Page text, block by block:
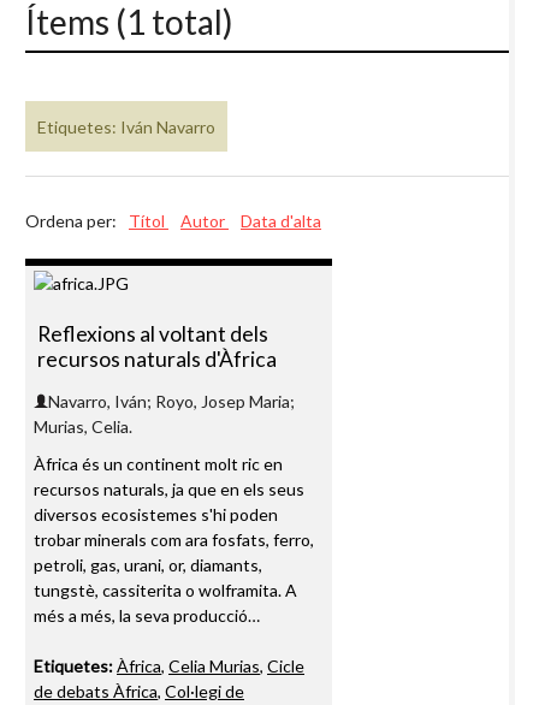
Ítems (1 total)
Etiquetes: Iván Navarro
Ordena per: Títol Autor Data d'alta
Reflexions al voltant dels
recursos naturals d'Àfrica
Navarro, Iván; Royo, Josep Maria;
Murias, Celia.
Àfrica és un continent molt ric en
recursos naturals, ja que en els seus
diversos ecosistemes s'hi poden
trobar minerals com ara fosfats, ferro,
petroli, gas, urani, or, diamants,
tungstè, cassiterita o wolframita. A
més a més, la seva producció…
Etiquetes:Àfrica, Celia Murias, Cicle
de debats Àfrica, Col·legi de